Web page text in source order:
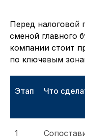
Перед налоговой
сменой главного
компании стоит
по ключевым
Этап Что
1